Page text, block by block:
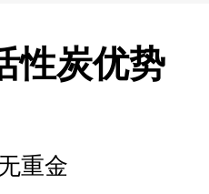
性炭优势
重金